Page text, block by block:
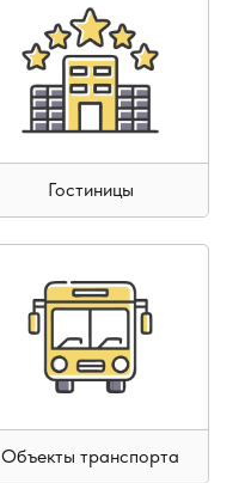
Гостиницы
Объекты транспорта